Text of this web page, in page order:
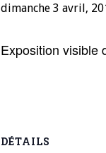
dimanche 3 avril,
Exposition visible
DÉTAILS